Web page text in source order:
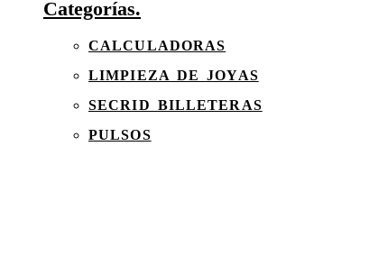
Categorías.
CALCULADORAS
LIMPIEZA DE JOYAS
SECRID BILLETERAS
PULSOS